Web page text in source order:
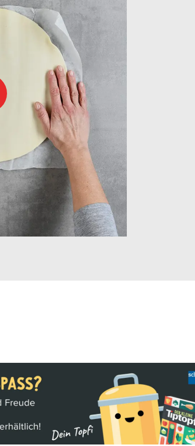
Es ist ein bisschen Geschick
nicht ausläuft. Nach ein paar Stücken sollte